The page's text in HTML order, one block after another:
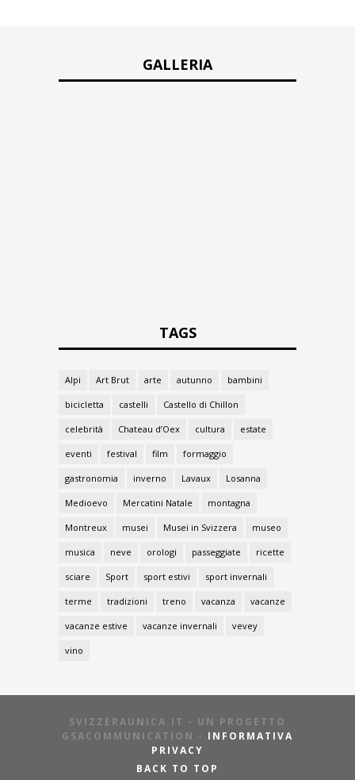
GALLERIA
TAGS
Alpi Art Brut arte autunno bambini
bicicletta castelli Castello di Chillon
celebrità Chateau d’Oex cultura estate
eventi festival film formaggio
gastronomia inverno Lavaux Losanna
Medioevo Mercatini Natale montagna
Montreux musei Musei in Svizzera
musica orologi passeggiate ricette
sciare Sport sport estivi sport invernali
terme tradizioni treno
vacanze estive vacanze invernali
vino
SVIZZERAUNICA.IT - UN PROGETTO
GSACOMMUNICATION - INFORMATIVA
PRIVACY
BACK TO TOP